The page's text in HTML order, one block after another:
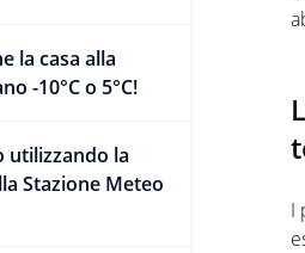
la casa alla
-10°C o 5°C!
utilizzando la
Stazione Meteo
I